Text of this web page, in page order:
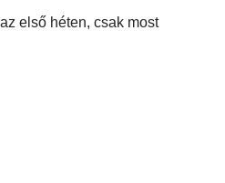
első héten, csak most